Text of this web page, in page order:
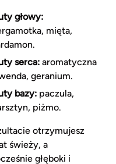
głowy:
mięta,
serca:aromatyczna
geranium.
bazy:paczula,
piżmo.
otrzymujesz
świeży, a
głęboki i